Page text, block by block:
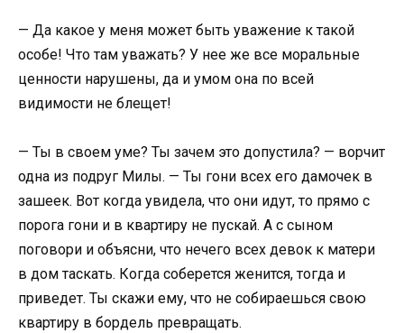
— Да какое у меня может быть уважение к такой
особе! Что там уважать? У нее же все моральные
ценности нарушены, да и умом она по всей
видимости не блещет!
— Ты в своем уме? Ты зачем это допустила? — ворчит
одна из подруг Милы. — Ты гони всех его дамочек в
зашеек. Вот когда увидела, что они идут, то прямо с
порога гони и в квартиру не пускай. А с сыном
поговори и объясни, что нечего всех девок к матери
в дом таскать. Когда соберется женится, тогда и
приведет. Ты скажи ему, что не собираешься свою
квартиру в бордель превращать.